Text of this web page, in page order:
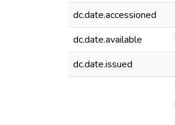
dc.date.accessioned
dc.date.available
dc.date.issued